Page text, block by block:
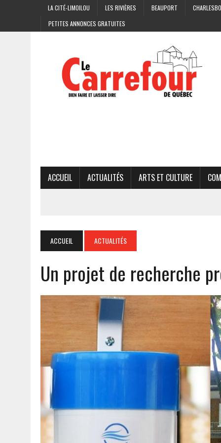
LA CITÉ-LIMOILOU LES RIVIÈRES BEAUPORT
PETITES ANNONCES GRATUITES
ACCUEIL ACTUALITÉS ARTS ET CULTURE
ACCUEIL ACTUALITÉS
Un projet de recherche